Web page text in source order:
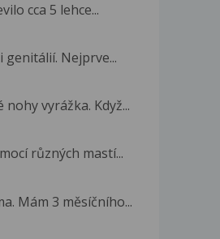
cca 5 lehce...
Nejprve...
vyrážka. Když...
různých mastí...
Mám 3 měsíčního...